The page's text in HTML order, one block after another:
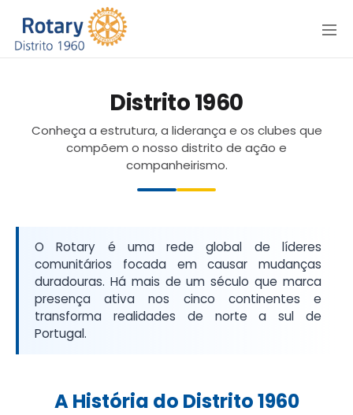
Menu
Distrito 1960
Conheça a estrutura, a liderança e os clubes que
compõem o nosso distrito de ação e
companheirismo.
O Rotary é uma rede global de líderes
comunitários focada em causar mudanças
duradouras. Há mais de um século que marca
presença ativa nos cinco continentes e
transforma realidades de norte a sul de
Portugal.
A História do Distrito 1960